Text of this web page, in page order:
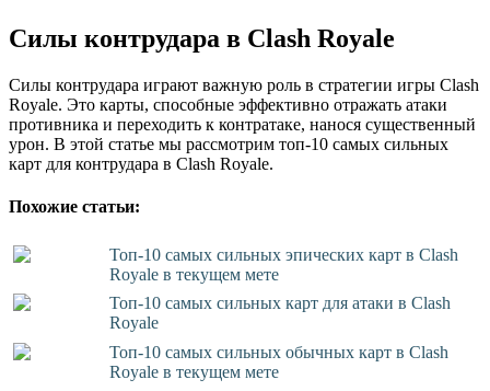
Силы контрудара в Clash Royale
Силы контрудара играют важную роль в стратегии игры Clash
Royale. Это карты, способные эффективно отражать атаки
противника и переходить к контратаке, нанося существенный
урон. В этой статье мы рассмотрим топ-10 самых сильных
карт для контрудара в Clash Royale.
Похожие статьи:
Топ-10 самых сильных эпических карт в Clash
Royale в текущем мете
Топ-10 самых сильных карт для атаки в Clash
Royale
Топ-10 самых сильных обычных карт в Clash
Royale в текущем мете